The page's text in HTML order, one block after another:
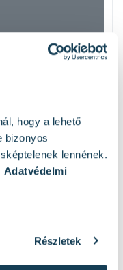
hogy a lehető
bizonyos
lennének.
Adatvédelmi
Részletek